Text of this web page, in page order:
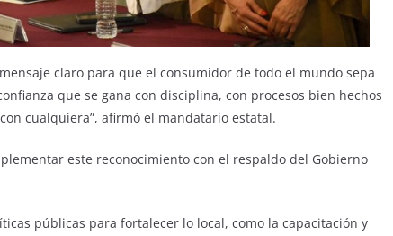
claro para que el consumidor de todo el mundo sepa
que se gana con disciplina, con procesos bien hechos
cualquiera”, afirmó el mandatario estatal.
este reconocimiento con el respaldo del Gobierno
públicas para fortalecer lo local, como la capacitación y